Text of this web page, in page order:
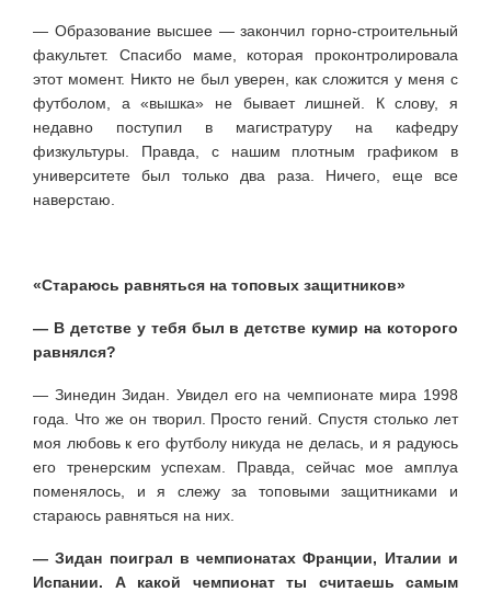
— Образование высшее — закончил горно-строительный
факультет. Спасибо маме, которая проконтролировала
этот момент. Никто не был уверен, как сложится у меня с
футболом, а «вышка» не бывает лишней. К слову, я
недавно поступил в магистратуру на кафедру
физкультуры. Правда, с нашим плотным графиком в
университете был только два раза. Ничего, еще все
наверстаю.
«Стараюсь равняться на топовых защитников»
— В детстве у тебя был в детстве кумир на которого
равнялся?
— Зинедин Зидан. Увидел его на чемпионате мира 1998
года. Что же он творил. Просто гений. Спустя столько лет
моя любовь к его футболу никуда не делась, и я радуюсь
его тренерским успехам. Правда, сейчас мое амплуа
поменялось, и я слежу за топовыми защитниками и
стараюсь равняться на них.
— Зидан поиграл в чемпионатах Франции, Италии и
Испании. А какой чемпионат ты считаешь самым